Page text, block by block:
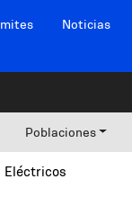
Noticias
Poblaciones
Eléctricos